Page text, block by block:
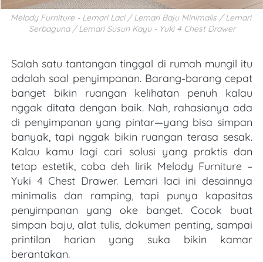
Melody Furniture - Lemari Laci / Lemari Baju Minimalis / Lemari
Serbaguna / Lemari Susun Kayu - Yuki 4 Chest Drawer
Salah satu tantangan tinggal di rumah mungil itu
adalah soal penyimpanan. Barang-barang cepat
banget bikin ruangan kelihatan penuh kalau
nggak ditata dengan baik. Nah, rahasianya ada
di penyimpanan yang pintar—yang bisa simpan
banyak, tapi nggak bikin ruangan terasa sesak.
Kalau kamu lagi cari solusi yang praktis dan
tetap estetik, coba deh lirik Melody Furniture –
Yuki 4 Chest Drawer. Lemari laci ini desainnya
minimalis dan ramping, tapi punya kapasitas
penyimpanan yang oke banget. Cocok buat
simpan baju, alat tulis, dokumen penting, sampai
printilan harian yang suka bikin kamar
berantakan.